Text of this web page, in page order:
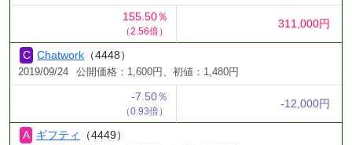
155.50％
（2.56倍）
311,000円
Chatwork （4448）
2019/09/24 公開価格：1,600円、初値：1,480円
-7.50％
（0.93倍）
-12,000円
ギフティ （4449）